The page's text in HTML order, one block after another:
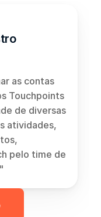
as contas
Touchpoints
de diversas
atividades,
pelo time de